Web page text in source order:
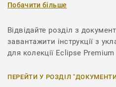
Побачити більше
Відвідайте розділ з
завантажити інструкції з
для колекції Eclipse Premium
ПЕРЕЙТИ У РОЗДІЛ